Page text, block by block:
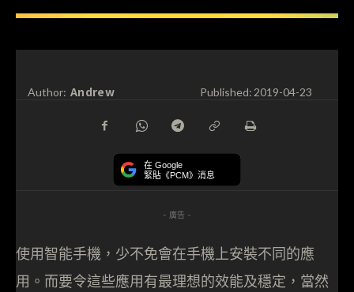
Author: Andrew Published:2019-04-23
在 Google
緊貼《PCM》消息
- 廣告 -
使用智能手機，少不免會在手機上安裝不同的應
用。而要令這些應用有最理想的效能及穩定，當然